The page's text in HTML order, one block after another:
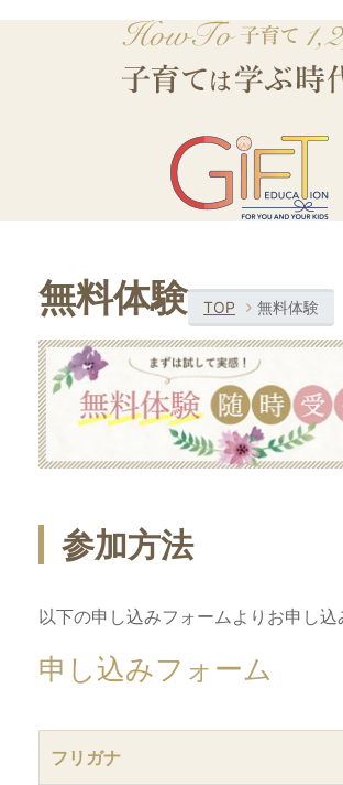
無料体験 TOP 無料体験
参加方法
以下の申し込みフォームよりお申し込
申し込みフォーム
フリガナ